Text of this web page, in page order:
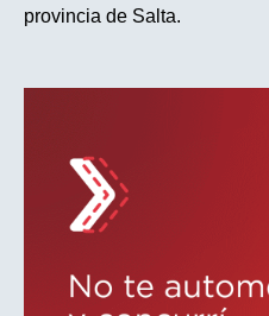
provincia de Salta.